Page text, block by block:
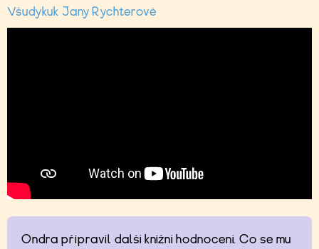
Všudykuk Jany Rychterové
Ondra připravil další knižní hodnocení. Co se mu